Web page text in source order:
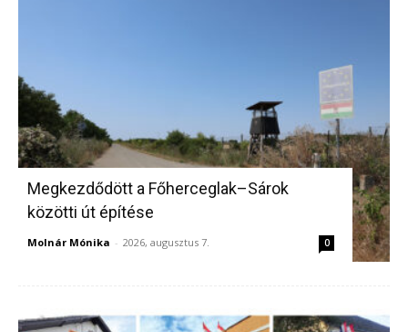
Megkezdődött a Főherceglak–Sárok
közötti út építése
Molnár Mónika - 2026, augusztus 7. 0